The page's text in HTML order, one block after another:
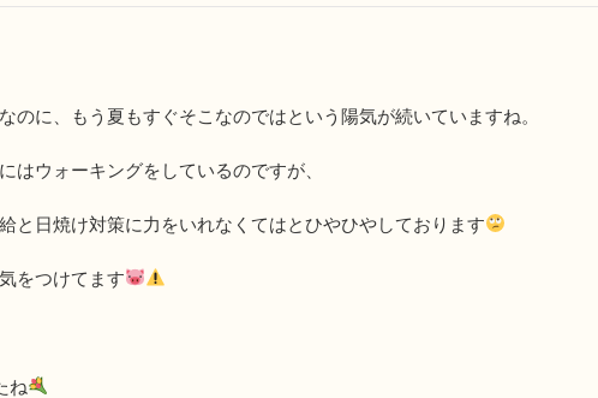
のに、もう夏もすぐそこなのではという陽気が続いていますね。
はウォーキングをしているのですが、
と日焼け対策に力をいれなくてはとひやひやしております
をつけてます
ね